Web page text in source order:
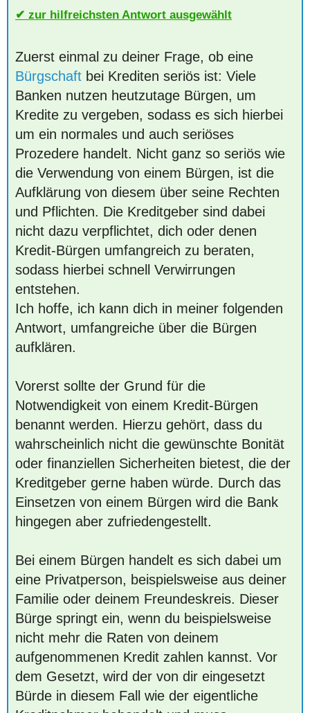
zur hilfreichsten Antwort ausgewählt
Zuerst einmal zu deiner Frage, ob eine
Bürgschaft bei Krediten seriös ist: Viele
Banken nutzen heutzutage Bürgen, um
Kredite zu vergeben, sodass es sich hierbei
um ein normales und auch seriöses
Prozedere handelt. Nicht ganz so seriös wie
die Verwendung von einem Bürgen, ist die
Aufklärung von diesem über seine Rechten
und Pflichten. Die Kreditgeber sind dabei
nicht dazu verpflichtet, dich oder denen
Kredit-Bürgen umfangreich zu beraten,
sodass hierbei schnell Verwirrungen
entstehen.
Ich hoffe, ich kann dich in meiner folgenden
Antwort, umfangreiche über die Bürgen
aufklären.
Vorerst sollte der Grund für die
Notwendigkeit von einem Kredit-Bürgen
benannt werden. Hierzu gehört, dass du
wahrscheinlich nicht die gewünschte Bonität
oder finanziellen Sicherheiten bietest, die der
Kreditgeber gerne haben würde. Durch das
Einsetzen von einem Bürgen wird die Bank
hingegen aber zufriedengestellt.
Bei einem Bürgen handelt es sich dabei um
eine Privatperson, beispielsweise aus deiner
Familie oder deinem Freundeskreis. Dieser
Bürge springt ein, wenn du beispielsweise
nicht mehr die Raten von deinem
aufgenommenen Kredit zahlen kannst. Vor
dem Gesetzt, wird der von dir eingesetzt
Bürde in diesem Fall wie der eigentliche